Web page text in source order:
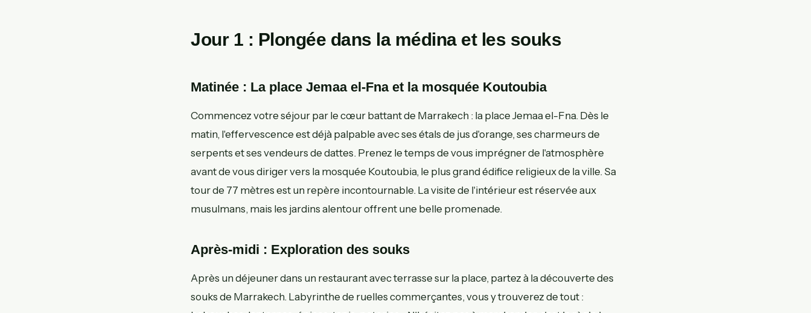
Jour 1 : Plongée dans la médina et les souks
Matinée : La place Jemaa el-Fna et la mosquée Koutoubia
Commencez votre séjour par le cœur battant de Marrakech : la place Jemaa el-Fna. Dès le
matin, l'effervescence est déjà palpable avec ses étals de jus d'orange, ses charmeurs de
serpents et ses vendeurs de dattes. Prenez le temps de vous imprégner de l'atmosphère
avant de vous diriger vers la mosquée Koutoubia, le plus grand édifice religieux de la ville. Sa
tour de 77 mètres est un repère incontournable. La visite de l'intérieur est réservée aux
musulmans, mais les jardins alentour offrent une belle promenade.
Après-midi : Exploration des souks
Après un déjeuner dans un restaurant avec terrasse sur la place, partez à la découverte des
souks de Marrakech. Labyrinthe de ruelles commerçantes, vous y trouverez de tout :